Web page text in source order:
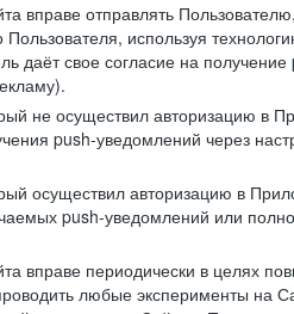
вправе отправлять
Пользователя, используя
даёт свое согласие на
не осуществил авторизацию в
push-уведомлений через
осуществил авторизацию в
push-уведомлений или
вправе периодически в целях
любые эксперименты на